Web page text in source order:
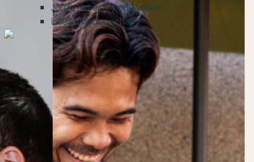
Jordy, Horeca medewerker
Lise’s Dudok-verhaal